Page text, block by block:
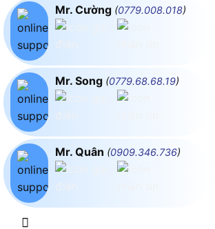
Mr. Cường (0779.008.018)
Mr. Song (0779.68.68.19)
Mr. Quân (0909.346.736)